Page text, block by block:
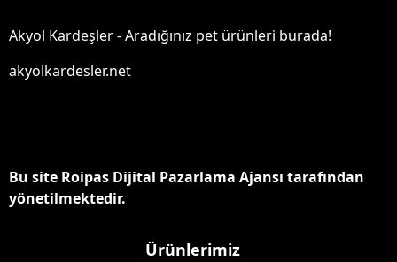
Akyol Kardeşler - Aradığınız pet ürünleri burada!
akyolkardesler.net
Bu site Roipas Dijital Pazarlama Ajansı tarafından
yönetilmektedir.
Ürünlerimiz